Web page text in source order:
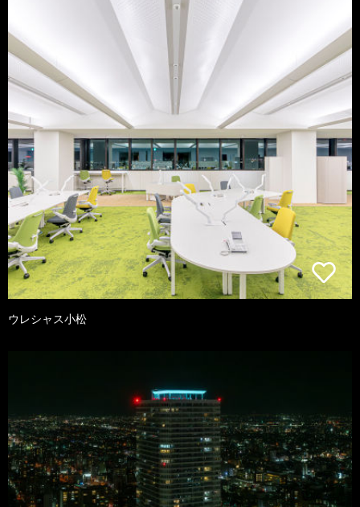
ウレシャス小松